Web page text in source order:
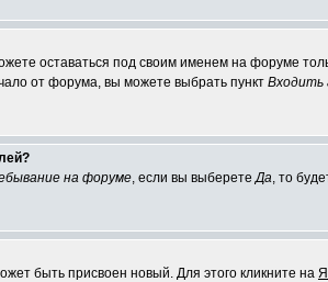
оставаться под своим именем на форуме
от форума, вы можете выбрать пункт Входить
на форуме, если вы выберетеДа, то
быть присвоен новый. Для этого кликните на